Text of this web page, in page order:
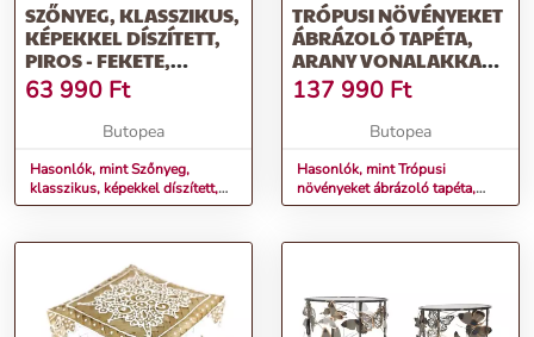
SZŐNYEG, KLASSZIKUS,
KÉPEKKEL DÍSZÍTETT,
PIROS - FEKETE,
POLIÉSZTER, 240X330
CM - NUIT D'IVOIRE
63 990 Ft
Butopea
Hasonlók, mint Szőnyeg,
klasszikus, képekkel díszített,
piros - fekete, poliészter,
TRÓPUSI NÖVÉNYEKET
ÁBRÁZOLÓ TAPÉTA,
ARANY VONALAKKAL,
400X250 CM,
SMARAGZÖLD - ARANY
- RÓZSASZÍN - VERT
137 990 Ft
Butopea
Hasonlók, mint Trópusi
növényeket ábrázoló tapéta,
arany vonalakkal, 400x250 cm,
VERT PROFOND